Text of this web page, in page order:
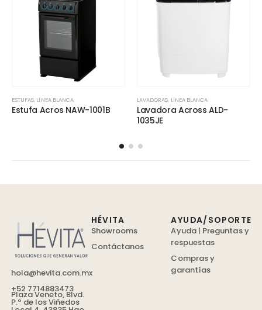
ESTUFAS, LÍNEA BLANCA
Estufa Acros NAW-1001B
LAVADORAS, LÍNEA BLANCA
Lavadora Across ALD-
1035JE
hola@hevita.com.mx
+52 7714883473
Plaza Veneto, Blvd.
P.º de los Viñedos
HÉVITA
Showrooms
Contáctanos
AYUDA/SOPORTE
Ayuda | Preguntas y
respuestas
Compras y
garantías